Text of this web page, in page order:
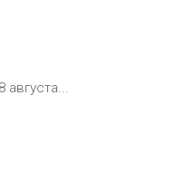
августа...